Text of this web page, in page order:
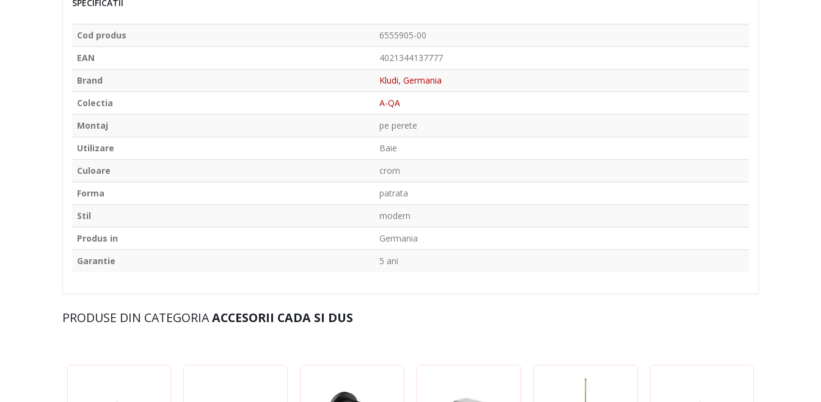
SPECIFICATII
Cod produs
6555905-00
EAN
4021344137777
Brand
Kludi, Germania
Colectia
A-QA
Montaj
pe perete
Utilizare
Baie
Culoare
crom
Forma
patrata
Stil
modern
Produs in
Germania
Garantie
5 ani
PRODUSE DIN CATEGORIAACCESORII CADA SI DUS